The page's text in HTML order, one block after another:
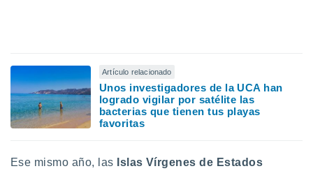
Artículo relacionado
Unos investigadores de la UCA han
logrado vigilar por satélite las
bacterias que tienen tus playas
favoritas
Ese mismo año, las Islas Vírgenes de Estados